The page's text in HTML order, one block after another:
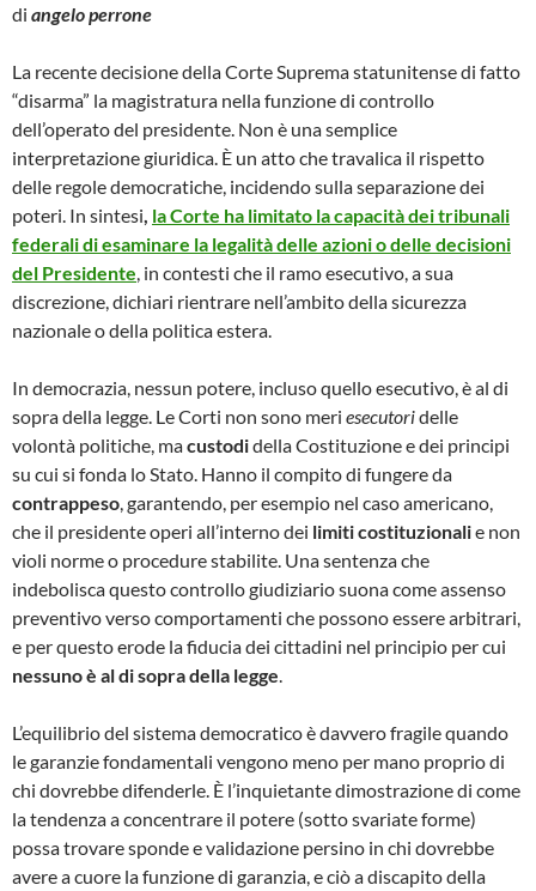
di angelo perrone
La recente decisione della Corte Suprema statunitense di fatto
“disarma” la magistratura nella funzione di controllo
dell’operato del presidente. Non è una semplice
interpretazione giuridica. È un atto che travalica il rispetto
delle regole democratiche, incidendo sulla separazione dei
poteri. In sintesi la Corte ha limitato la capacità dei tribunali
federali di esaminare la legalità delle azioni o delle decisioni
del Presidente , in contesti che il ramo esecutivo, a sua
discrezione, dichiari rientrare nell’ambito della sicurezza
nazionale o della politica estera.
In democrazia, nessun potere, incluso quello esecutivo, è al di
sopra della legge. Le Corti non sono meri esecutoridelle
volontà politiche, macustodidella Costituzione e dei principi
su cui si fonda lo Stato. Hanno il compito di fungere da
contrappeso , garantendo, per esempio nel caso americano,
che il presidente operi all’interno dei limiti costituzionalie non
violi norme o procedure stabilite. Una sentenza che
indebolisca questo controllo giudiziario suona come assenso
preventivo verso comportamenti che possono essere arbitrari,
e per questo erode la fiducia dei cittadini nel principio per cui
nessuno è al di sopra della legge
L’equilibrio del sistema democratico è davvero fragile quando
le garanzie fondamentali vengono meno per mano proprio di
chi dovrebbe difenderle. È l’inquietante dimostrazione di come
la tendenza a concentrare il potere (sotto svariate forme)
possa trovare sponde e validazione persino in chi dovrebbe
avere a cuore la funzione di garanzia, e ciò a discapito della